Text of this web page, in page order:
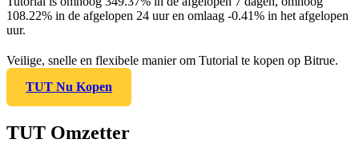
108.22% in de afgelopen 24 uur en omlaag -0.41% in het afgelopen
uur.
Veilige, snelle en flexibele manier om Tutorial te kopen op Bitrue.
TUT Nu Kopen
TUT Omzetter